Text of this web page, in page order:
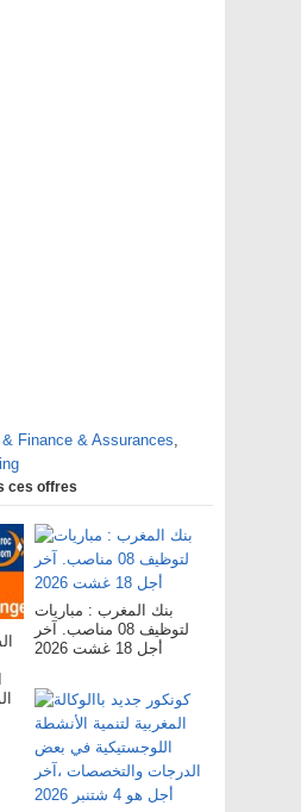
& Finance & Assurances,
ces offres
بنك المغرب : مباريات
لتوظيف 08 مناصب. آخر
أجل 18 غشت 2026